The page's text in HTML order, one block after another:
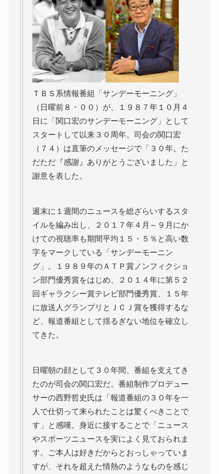
ＴＢＳ系情報番組「サンデーモーニング」
（日曜前８・００）が、１９８７年１０月４
日に「関口宏のサンデーモーニング」として
スタートして以来３０周年。司会の関口宏
（７４）は直筆のメッセージで「３０年。た
だただ『感謝』ありがとうございました」と
謝意を表した。
週末に１週間のニュースを総ざらいするスタ
イルを編み出し、２０１７年４月～９月にか
けての視聴率も期間平均１５・５％と高い数
字をマークしている「サンデーモーニン
グ」。１９８９年のＡＴＰ賞ノンフィクショ
ン部門優秀賞をはじめ、２０１４年に第５２
回ギャラクシー賞テレビ部門優秀賞、１５年
に放送人グランプリとＪＣＪ賞を獲得するな
ど、報道番組として揺るぎない地位を確立し
てきた。
日曜朝の顔として３０年間、番組を支えてき
たのが司会の関口宏だ。番組制作プロデュー
サーの西野哲史氏は「報道番組の３０年を一
人で仕切って来られたことは驚くべきことで
す」と感嘆。身近に接することで「ニュース
やスポーツニュースを実によく見ておられま
す。ご本人は好きだからとおっしゃっていま
すが、それを超えた情熱のようなものを感じ